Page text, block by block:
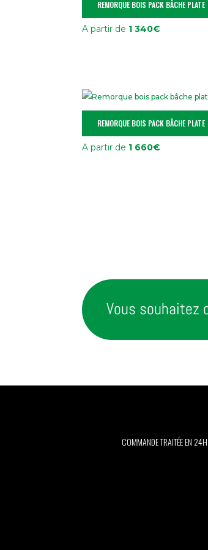
REMORQUE BOIS PACK BÂCHE PLATE
A partir de 1 340€
REMORQUE BOIS PACK BÂCHE PLATE
A partir de 1 660€
Vous souhaitez
COMMANDE TRAITÉE EN